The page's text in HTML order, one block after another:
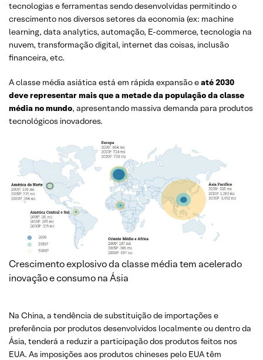
tecnologias e ferramentas sendo desenvolvidas permitindo o
crescimento nos diversos setores da economia (ex: machine
learning, data analytics, automação, E-commerce, tecnologia na
nuvem, transformação digital, internet das coisas, inclusão
financeira, etc.
A classe média asiática está em rápida expansão eaté 2030
deve representar mais que a metade da população da classe
média no mundo, apresentando massiva demanda para produtos
tecnológicos inovadores.
Crescimento explosivo da classe média tem acelerado
inovação e consumo na Ásia
Na China, a tendência de substituição de importações e
preferência por produtos desenvolvidos localmente ou dentro da
Ásia, tenderá a reduzir a participação dos produtos feitos nos
EUA. As imposições aos produtos chineses pelo EUA têm